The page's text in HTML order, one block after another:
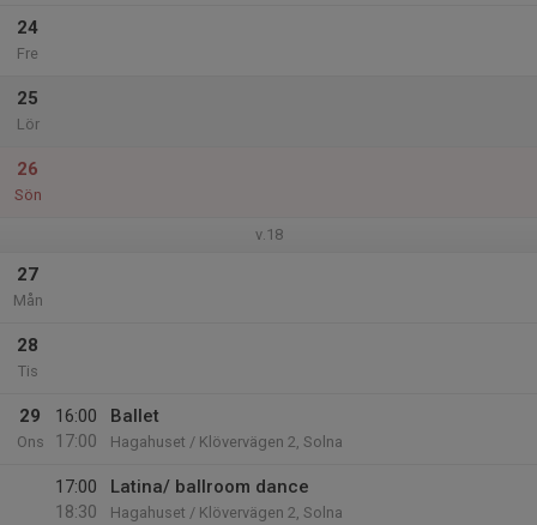
24
Fre
25
Lör
26
Sön
v.18
27
Mån
28
Tis
29
Ons
16:00
17:00
Ballet
Hagahuset / Klövervägen 2, Solna
17:00
18:30
Latina/ ballroom dance
Hagahuset / Klövervägen 2, Solna